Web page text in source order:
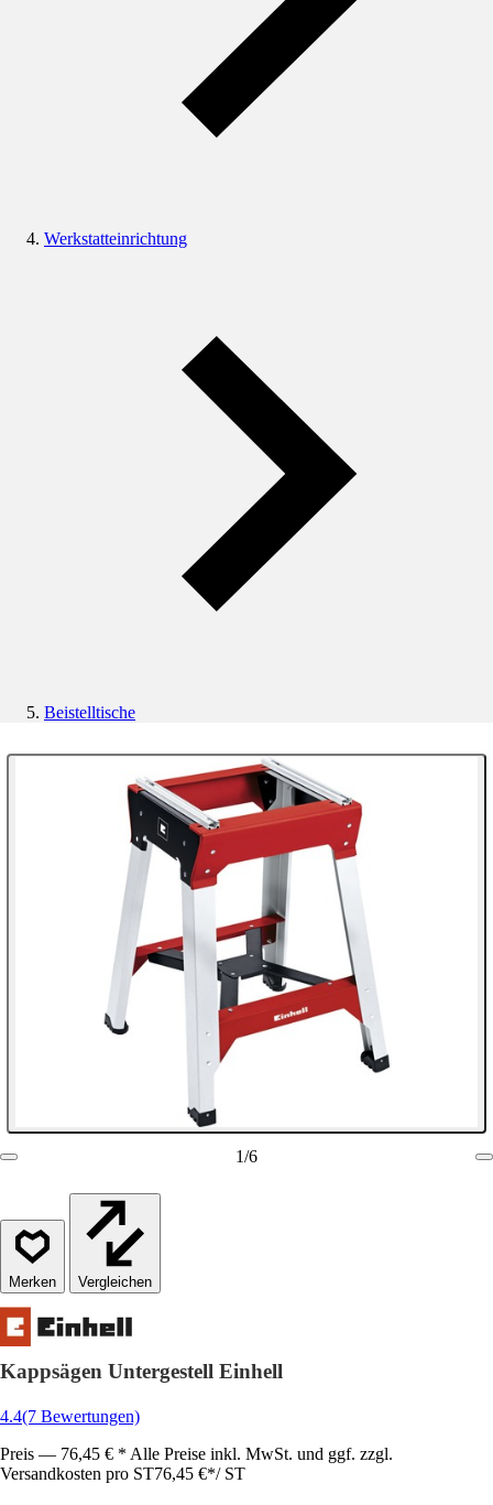
Werkstatteinrichtung
Beistelltische
1/6
Vergleichen
Kappsägen Untergestell Einhell
4.4(7 Bewertungen)
Preis — 76,45 € * Alle Preise inkl. MwSt. und ggf. zzgl.
Versandkosten pro ST76,45 €*/ ST